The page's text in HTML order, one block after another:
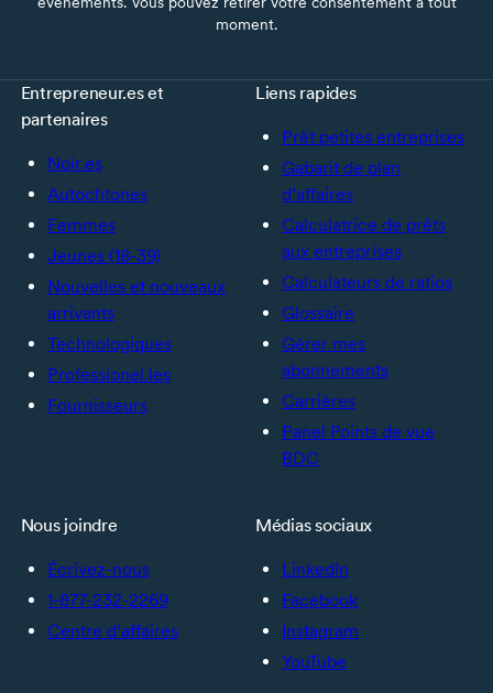
moment.
Entrepreneur.es et
partenaires
Noir.es
Autochtones
Femmes
Jeunes (18-39)
Nouvelles et nouveaux
arrivants
Technologiques
Professionel.les
Fournisseurs
Liens rapides
Prêt petites entreprises
Gabarit de plan
d’affaires
Calculatrice de prêts
aux entreprises
Calculateurs de ratios
Glossaire
Gérer mes
abonnements
Carrières
Panel Points de vue
BDC
Nous joindre
Écrivez-nous
1-877-232-2269
Centre d’affaires
Médias sociaux
LinkedIn
Facebook
Instagram
YouTube